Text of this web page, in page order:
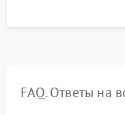
FAQ. Ответы на